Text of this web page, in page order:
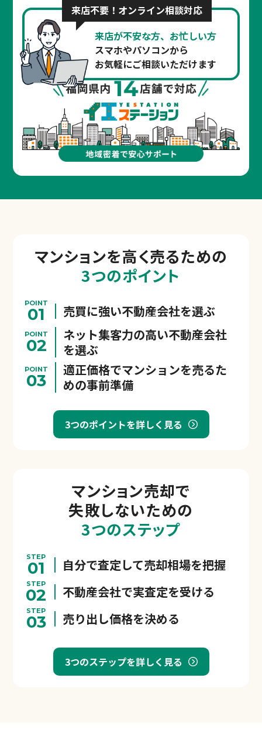
来店不要！オンライン相談対応
来店が不安な方、お忙しい方
スマホやパソコンから
お気軽にご相談いただけます
マンションを高く売るための
3つのポイント
POINT
01 売買に強い不動産会社を選ぶ
POINT
02
ネット集客力の高い不動産会社
を選ぶ
POINT
03
適正価格でマンションを売るた
めの事前準備
3つのポイントを詳しく見る
マンション売却で
失敗しないための
3つのステップ
STEP
01 自分で査定して売却相場を把握
STEP
02 不動産会社で実査定を受ける
STEP
03 売り出し価格を決める
3つのステップを詳しく見る